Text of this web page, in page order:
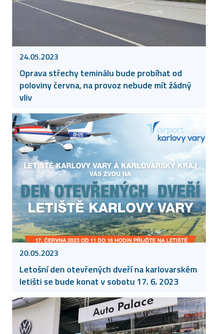
24.05.2023
Oprava střechy teminálu bude probíhat od
poloviny června, na provoz nebude mít žádný
vliv
20.05.2023
Letošní den otevřených dveří na karlovarském
letišti se bude konat v sobotu 17. 6. 2023